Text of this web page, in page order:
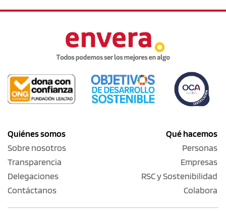
Quiénes somos
Sobre nosotros
Transparencia
Delegaciones
Contáctanos
Qué hacemos
Personas
Empresas
RSC y Sostenibilidad
Colabora